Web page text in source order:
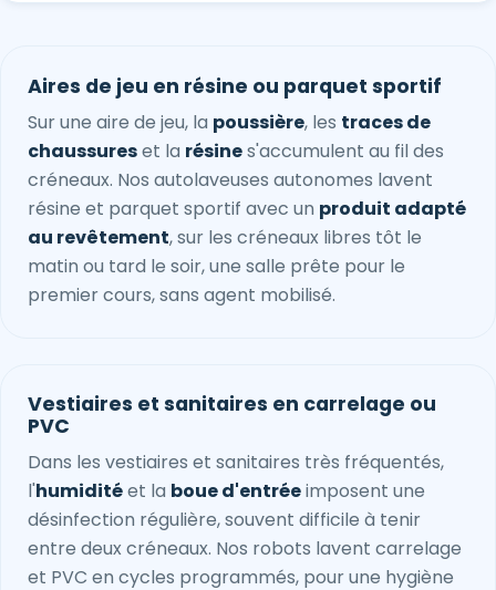
Aires de jeu en résine ou parquet sportif
Sur une aire de jeu, la poussière, les traces de
chaussureset la résines'accumulent au fil des
créneaux. Nos autolaveuses autonomes lavent
résine et parquet sportif avec un produit adapté
au revêtement, sur les créneaux libres tôt le
matin ou tard le soir, une salle prête pour le
premier cours, sans agent mobilisé.
Vestiaires et sanitaires en carrelage ou
PVC
Dans les vestiaires et sanitaires très fréquentés,
l'humiditéet la boue d'entréeimposent une
désinfection régulière, souvent difficile à tenir
entre deux créneaux. Nos robots lavent carrelage
et PVC en cycles programmés, pour une hygiène